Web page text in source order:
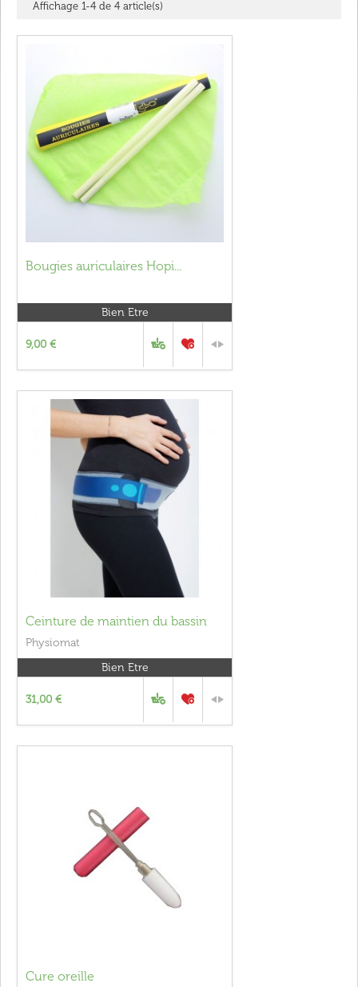
Affichage 1-4 de 4 article(s)
Bougies auriculaires Hopi...
Bien Etre
9,00 €
Ceinture de maintien du bassin
Physiomat
Bien Etre
31,00 €
Cure oreille